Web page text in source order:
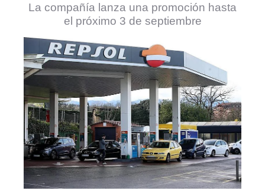
La compañía lanza una promoción hasta
el próximo 3 de septiembre